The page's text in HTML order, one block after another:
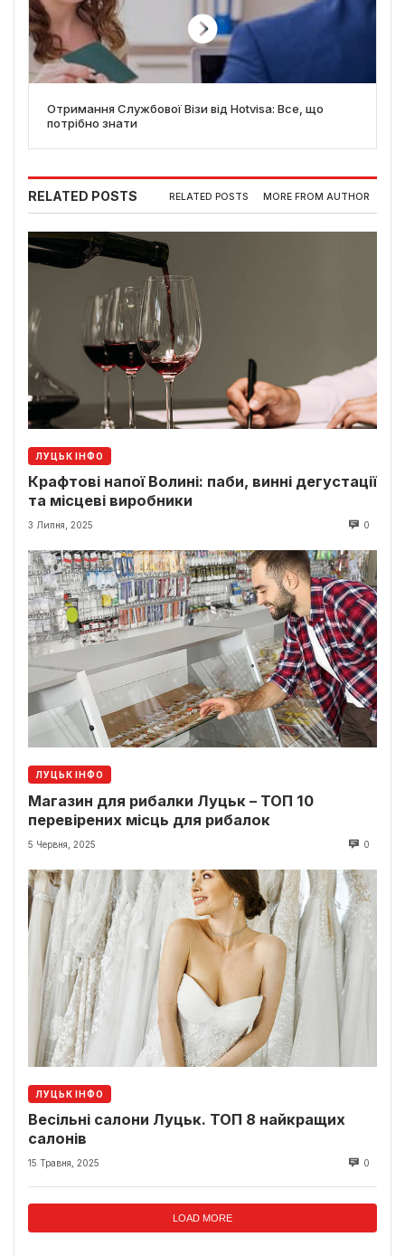
Отримання Службової Візи від Hotvisa: Все, що
потрібно знати
RELATED POSTS RELATED POSTS MORE FROM AUTHOR
ЛУЦЬК ІНФО
Крафтові напої Волині: паби, винні дегустації
та місцеві виробники
3 Липня, 2025 0
ЛУЦЬК ІНФО
Магазин для рибалки Луцьк – ТОП 10
перевірених місць для рибалок
5 Червня, 2025 0
ЛУЦЬК ІНФО
Весільні салони Луцьк. ТОП 8 найкращих
салонів
15 Травня, 2025 0
LOAD MORE